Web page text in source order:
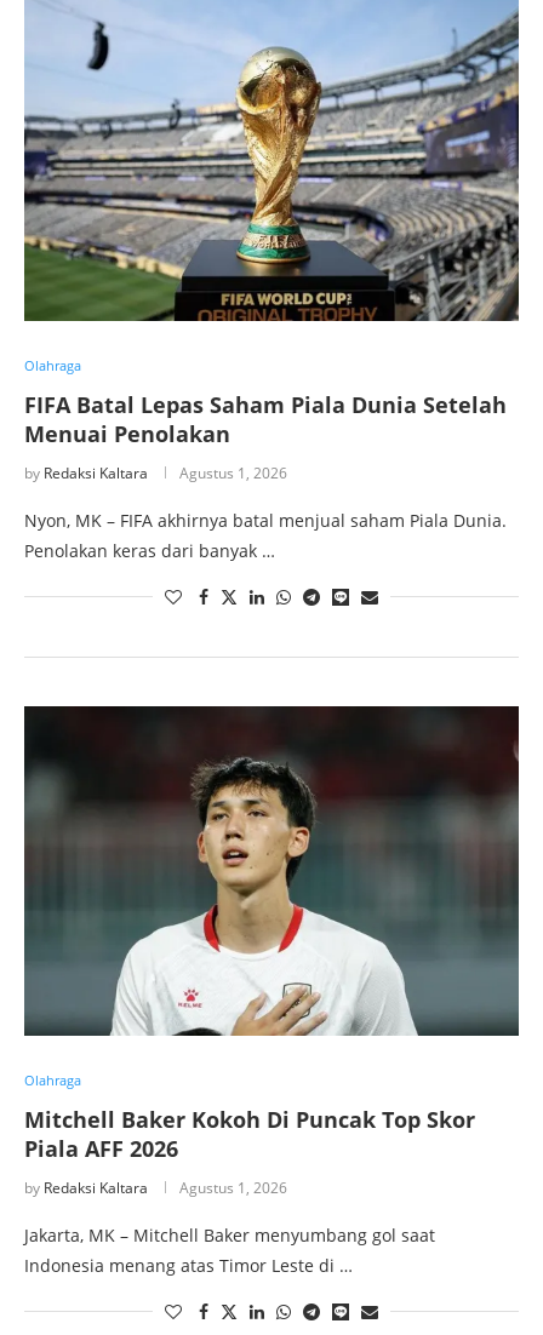
Olahraga
FIFA Batal Lepas Saham Piala Dunia Setelah
Menuai Penolakan
by Redaksi Kaltara Agustus 1, 2026
Nyon, MK – FIFA akhirnya batal menjual saham Piala Dunia.
Penolakan keras dari banyak …
Olahraga
Mitchell Baker Kokoh Di Puncak Top Skor
Piala AFF 2026
by Redaksi Kaltara Agustus 1, 2026
Jakarta, MK – Mitchell Baker menyumbang gol saat
Indonesia menang atas Timor Leste di …